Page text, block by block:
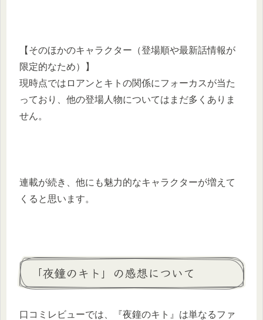
【そのほかのキャラクター（登場順や最新話情報が
限定的なため）】
現時点ではロアンとキトの関係にフォーカスが当た
っており、他の登場人物についてはまだ多くありま
せん。
連載が続き、他にも魅力的なキャラクターが増えて
くると思います。
「夜鐘のキト」の感想について
口コミレビューでは、『夜鐘のキト』は単なるファ